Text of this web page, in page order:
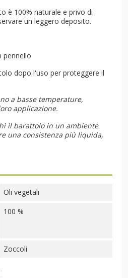
è 100% naturale e privo di
un leggero deposito.
pennello
dopo l'uso per proteggere il
a basse temperature,
applicazione.
il barattolo in un ambiente
una consistenza più liquida,
Oli vegetali
100 %
Zoccoli